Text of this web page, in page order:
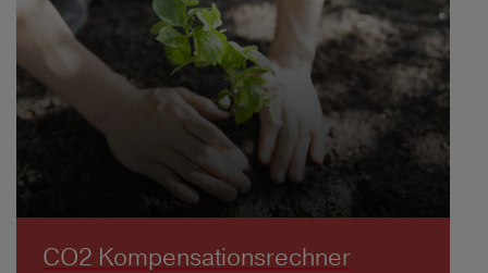
CO2 Kompensationsrechner